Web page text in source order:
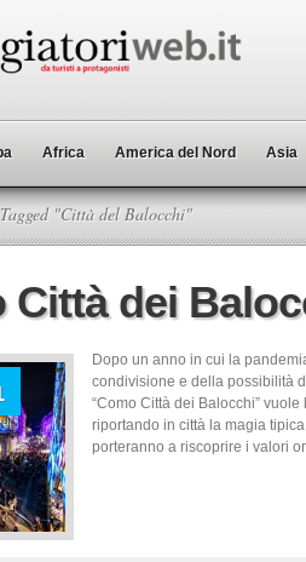
Africa America del Nord Asia
"Città del Balocchi"
Città dei
Dopo un anno in cui la
condivisione e della possibilità
“Como Città dei Balocchi”
riportando in città la magia
porteranno a riscoprire i valori